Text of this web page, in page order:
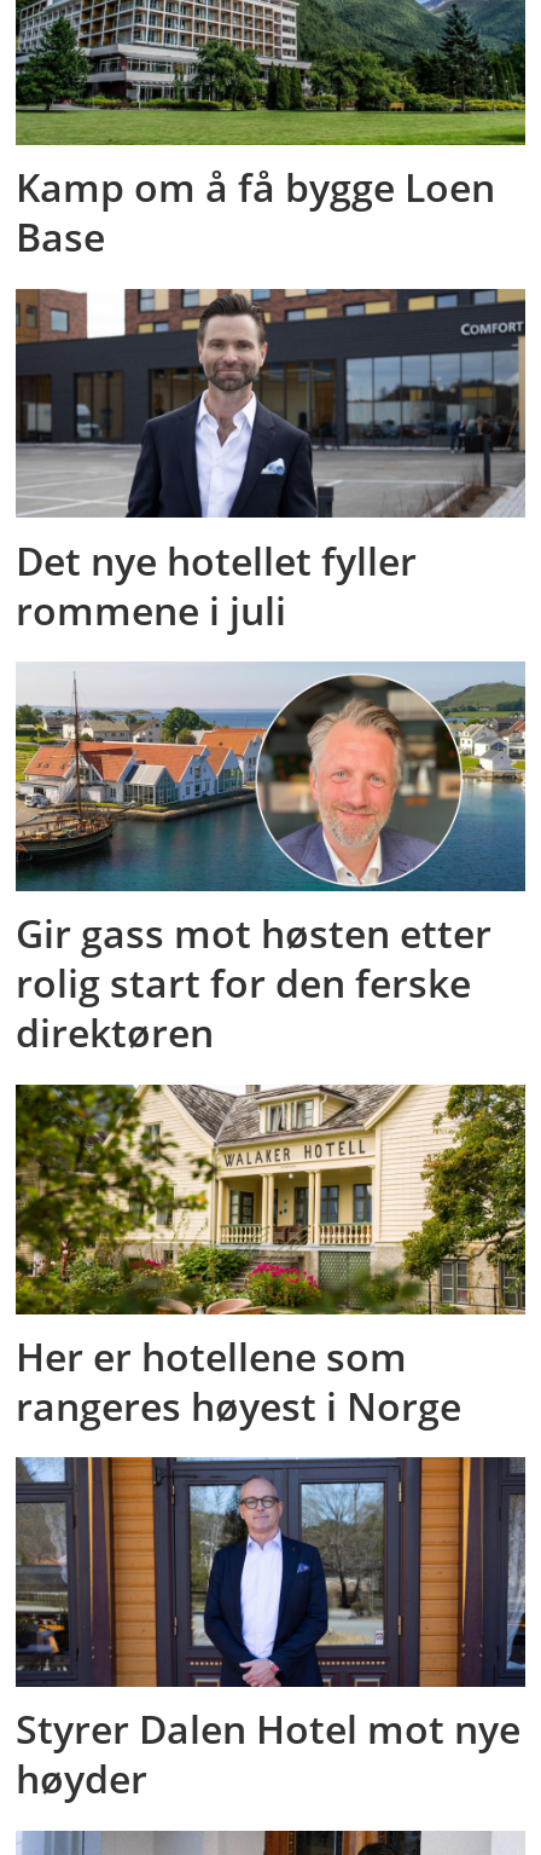
Kamp om å få bygge Loen
Base
Det nye hotellet fyller
rommene i juli
Gir gass mot høsten etter
rolig start for den ferske
direktøren
Her er hotellene som
rangeres høyest i Norge
Styrer Dalen Hotel mot nye
høyder